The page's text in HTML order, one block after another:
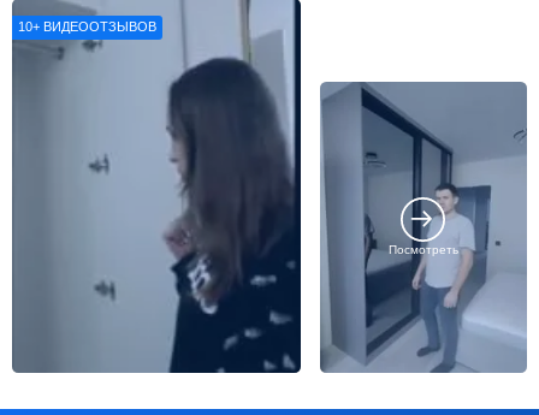
впечатлениями о нашей работе
10+ ВИДЕООТЗЫВОВ
Посмотреть